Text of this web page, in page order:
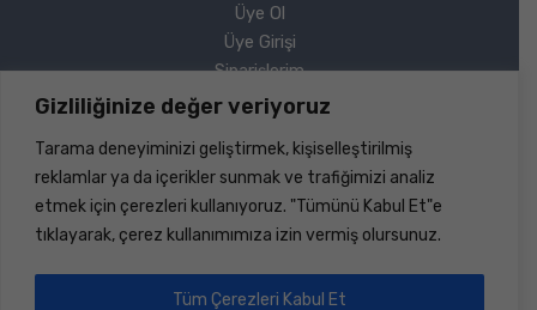
Gizliliğinize değer veriyoruz
Tarama deneyiminizi geliştirmek, kişiselleştirilmiş
reklamlar ya da içerikler sunmak ve trafiğimizi analiz
etmek için çerezleri kullanıyoruz. "Tümünü Kabul Et"e
tıklayarak, çerez kullanımımıza izin vermiş olursunuz.
Tüm Çerezleri Kabul Et
Üye Ol
Üye Girişi
Siparişlerim
Sipariş Takip
Yasal
Gizlilik Politikası